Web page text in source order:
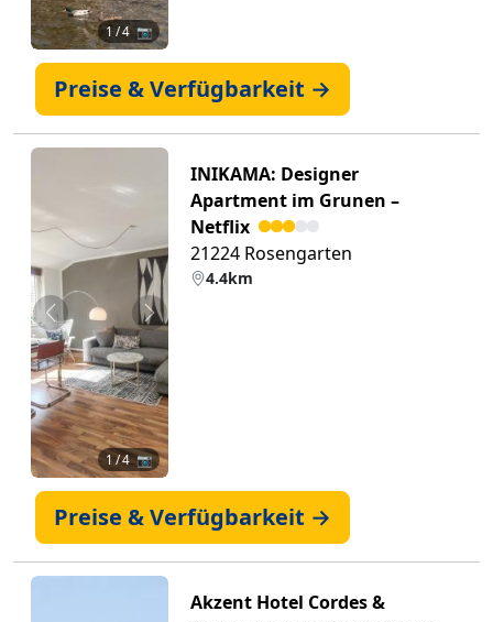
1/ 4 📷
Preise & Verfügbarkeit →
Zurück Weiter
1 / 4 📷
INIKAMA: Designer
Apartment im Grunen –
Netflix
21224 Rosengarten
4.4km
Preise & Verfügbarkeit →
Akzent Hotel Cordes &